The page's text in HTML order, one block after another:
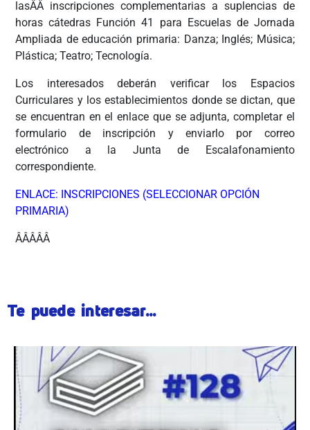
lasÂÂ inscripciones complementarias a suplencias de
horas cátedras Función 41 para Escuelas de Jornada
Ampliada de educación primaria: Danza; Inglés; Música;
Plástica; Teatro; Tecnología.
Los interesados deberán verificar los Espacios
Curriculares y los establecimientos donde se dictan, que
se encuentran en el enlace que se adjunta, completar el
formulario de inscripción y enviarlo por correo
electrónico a la Junta de Escalafonamiento
correspondiente.
ENLACE: INSCRIPCIONES (SELECCIONAR OPCIÓN
PRIMARIA)
ÂÂÂÂÂ
Te puede interesar...